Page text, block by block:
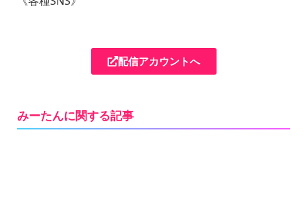
配信アカウントへ
みーたんに関する記事